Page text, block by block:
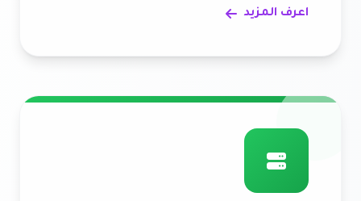
اعرف المزيد